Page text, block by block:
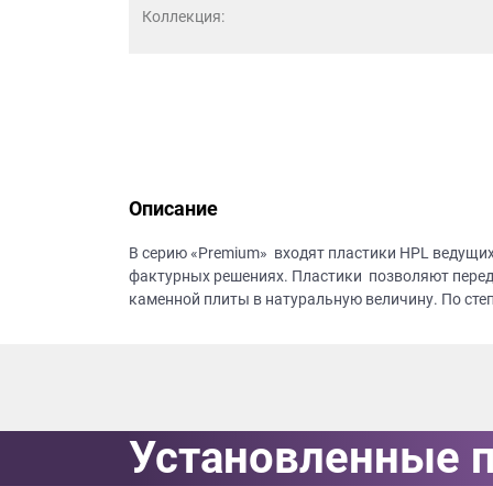
Коллекция:
Описание
В серию «Premium» входят пластики HPL
фактурных решениях. Пластики позволяют
каменной плиты в натуральную величину. По
Установленные